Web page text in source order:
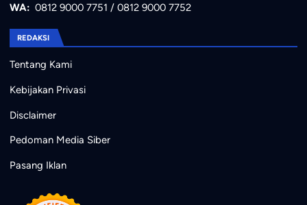
WA: 0812 9000 7751 / 0812 9000 7752
REDAKSI
Tentang Kami
Kebijakan Privasi
Disclaimer
Pedoman Media Siber
Pasang Iklan